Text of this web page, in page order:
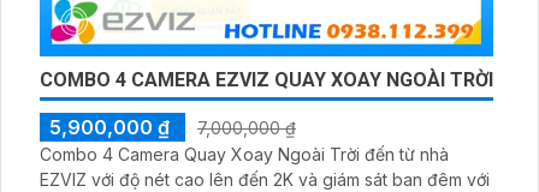
COMBO 4 CAMERA EZVIZ QUAY XOAY NGOÀI TRỜI
5,900,000 ₫
7,000,000 ₫
Combo 4 Camera Quay Xoay Ngoài Trời đến từ nhà
EZVIZ với độ nét cao lên đến 2K và giám sát ban đêm với